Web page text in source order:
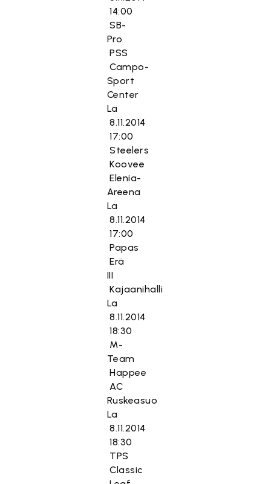
14:00
SB-
Pro
PSS
Campo-
Sport
Center
La
8.11.2014
17:00
Steelers
Koovee
Elenia-
Areena
La
8.11.2014
17:00
Papas
Erä
III
Kajaanihalli
La
8.11.2014
18:30
M-
Team
Happee
AC
Ruskeasuo
La
8.11.2014
18:30
TPS
Classic